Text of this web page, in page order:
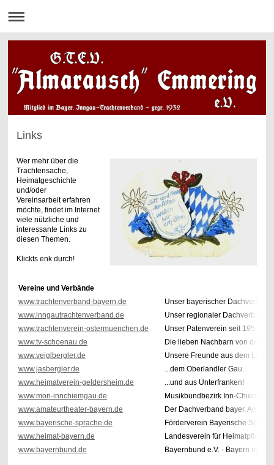
Links
Wer mehr über die
Trachtensache,
Heimatgeschichte
und/oder
Vereinsarbeit erfahren
möchte, findet im Internet
viele nützliche und
interessante Links zu
diesen Themen.
Klickts enk durch!
Vereine und Verbände
www.trachtenverband-bayern.de
Unser bayerischer Dachverband
www.inngautrachtenverband.de
Unser regionaler Dachverband
www.trachtenverein-ostermuenchen.de
Unser Patenverein seit 1950
www.tv-schoenau.de
Die lieben Nachbarn von der
www.veiglbergler.de
Unsere Freunde aus dem
www.jasbergler.de
...dem Oberlandler Gau...
www.heimatverein-geldersheim.de
...und aus Unterfranken!
www.mon-innchiemgau.de
Musikbundbezirk Inn-Chiemgau
www.amateurtheater-bayern.de
Der Dachverband bayer.
www.bayerische-sprache.de
Förderverein Bayerische
www.heimat-bayern.de
Landesverein für Heimatpflege
www.bayernbund.de
Bayernbund e.V. - Bayern muss